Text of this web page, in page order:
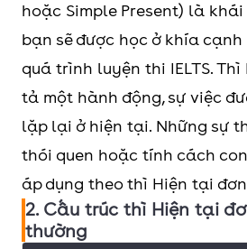
hoặc Simple Present) là
bạn sẽ được học ở khía
quá trình luyện thi IELTS.
tả một hành động, sự việc
lặp lại ở hiện tại. Những sự
thói quen hoặc tính cách
áp dụng theo thì Hiện tại
2. Cấu trúc thì Hiện tại
thường